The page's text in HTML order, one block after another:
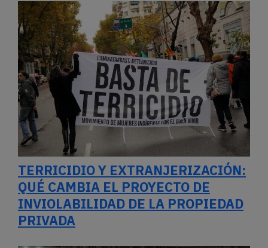
TERRICIDIO Y EXTRANJERIZACIÓN:
QUÉ CAMBIA EL PROYECTO DE
INVIOLABILIDAD DE LA PROPIEDAD
PRIVADA